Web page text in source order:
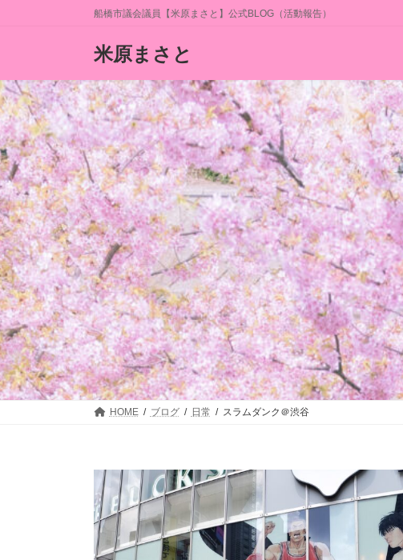
へ
ス
キ
ッ
プ
ョ
ン
に
移
動
船橋市議会議員【米原まさと】公式BLOG（活動報告）
米原まさと
HOME ブログ 日常 スラムダンク＠渋谷